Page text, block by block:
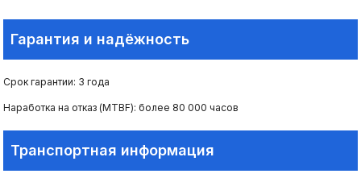
Гарантия и надёжность
Срок гарантии: 3 года
Наработка на отказ (MTBF): более 80 000 часов
Транспортная информация